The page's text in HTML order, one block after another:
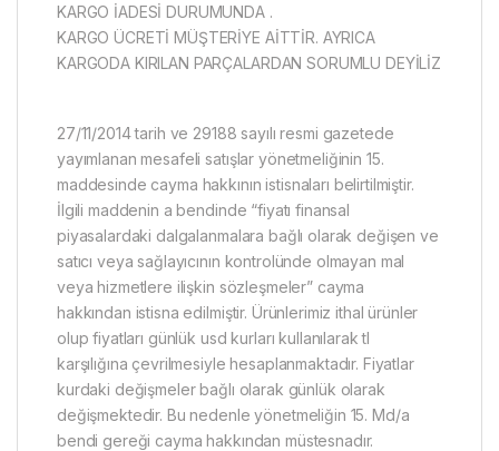
KARGO İADESİ DURUMUNDA .
KARGO ÜCRETİ MÜŞTERİYE AİTTİR. AYRICA
KARGODA KIRILAN PARÇALARDAN SORUMLU DEYİLİZ
27/11/2014 tarih ve 29188 sayılı resmi gazetede
yayımlanan mesafeli satışlar yönetmeliğinin 15.
maddesinde cayma hakkının istisnaları belirtilmiştir.
İlgili maddenin a bendinde “fiyatı finansal
piyasalardaki dalgalanmalara bağlı olarak değişen ve
satıcı veya sağlayıcının kontrolünde olmayan mal
veya hizmetlere ilişkin sözleşmeler” cayma
hakkından istisna edilmiştir. Ürünlerimiz ithal ürünler
olup fiyatları günlük usd kurları kullanılarak tl
karşılığına çevrilmesiyle hesaplanmaktadır. Fiyatlar
kurdaki değişmeler bağlı olarak günlük olarak
değişmektedir. Bu nedenle yönetmeliğin 15. Md/a
bendi gereği cayma hakkından müstesnadır.